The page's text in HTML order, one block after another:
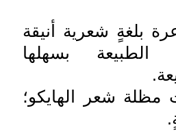
بلغةٍ شعرية أنيقة
بسهلها
مظلة شعر الهايكو؛